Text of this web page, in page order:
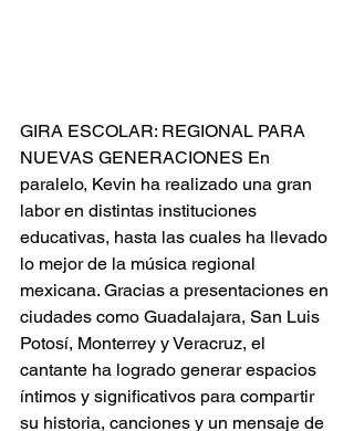
GIRA ESCOLAR: REGIONAL PARA
NUEVAS GENERACIONES En
paralelo, Kevin ha realizado una gran
labor en distintas instituciones
educativas, hasta las cuales ha llevado
lo mejor de la música regional
mexicana. Gracias a presentaciones en
ciudades como Guadalajara, San Luis
Potosí, Monterrey y Veracruz, el
cantante ha logrado generar espacios
íntimos y significativos para compartir
su historia, canciones y un mensaje de